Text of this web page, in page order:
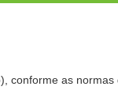
conforme as